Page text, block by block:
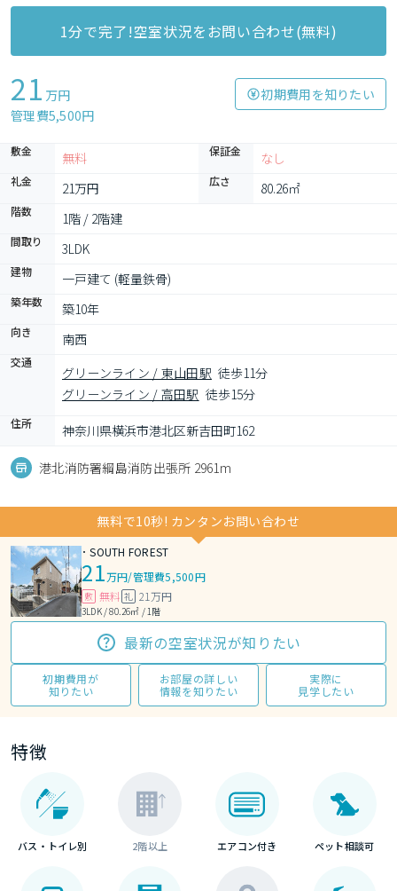
1分で完了!空室状況をお問い合わせ(無料)
21 万円
管理費5,500円
初期費用を知りたい
敷金 無料 保証金 なし
礼金 21万円 広さ 80.26㎡
階数 1階 / 2階建
間取り 3LDK
建物 一戸建て (軽量鉄骨)
築年数 築10年
向き 南西
交通
グリーンライン / 東山田駅 徒歩11分
グリーンライン / 高田駅 徒歩15分
住所 神奈川県横浜市港北区新吉田町162
港北消防署綱島消防出張所 2961m
無料で10秒! カンタンお問い合わせ
･ SOUTH FOREST
21万円/管理費5,500円
敷 無料 礼 21万円
3LDK / 80.26㎡ / 1階
最新の空室状況が知りたい
初期費用が
知りたい
お部屋の詳しい
情報を知りたい
実際に
見学したい
特徴
バス・トイレ別 2階以上 エアコン付き ペット相談可